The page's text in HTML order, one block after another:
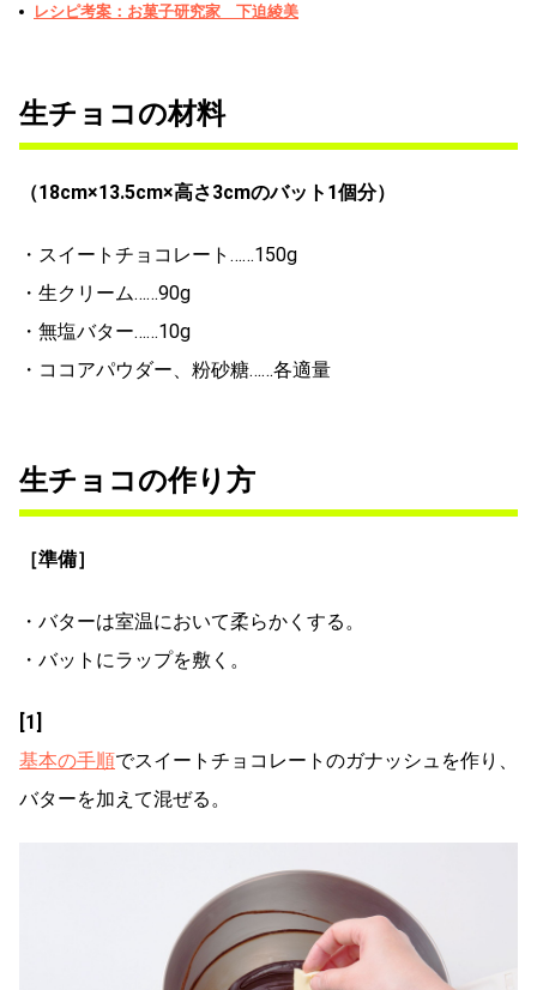
レシピ考案：お菓子研究家 下迫綾美
生チョコの材料
（18cm×13.5cm×高さ3cmのバット1個分）
・スイートチョコレート……150g
・生クリーム……90g
・無塩バター……10g
・ココアパウダー、粉砂糖……各適量
生チョコの作り方
［準備］
・バターは室温において柔らかくする。
・バットにラップを敷く。
[1]
基本の手順でスイートチョコレートのガナッシュを作り、
バターを加えて混ぜる。